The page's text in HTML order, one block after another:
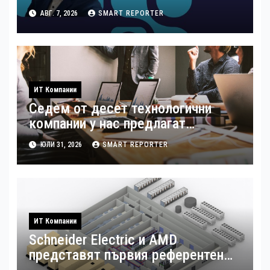
стандарти за навлизане на
изкуствен интелект в
хотелиерството
АВГ. 7, 2026 SMART REPORTER
ИТ Компании
Седем от десет технологични
компании у нас предлагат
хибридна работа
ЮЛИ 31, 2026 SMART REPORTER
ИТ Компании
Schneider Electric и AMD
представят първия референтен